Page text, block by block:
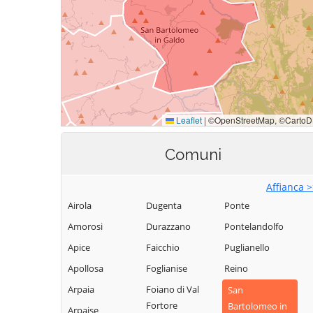
Comuni
Affianca
Airola
Amorosi
Apice
Apollosa
Arpaia
Arpaise
Dugenta
Durazzano
Faicchio
Foglianise
Foiano di Val
Fortore
Ponte
Pontelandolfo
Puglianello
Reino
San
Bartolomeo in